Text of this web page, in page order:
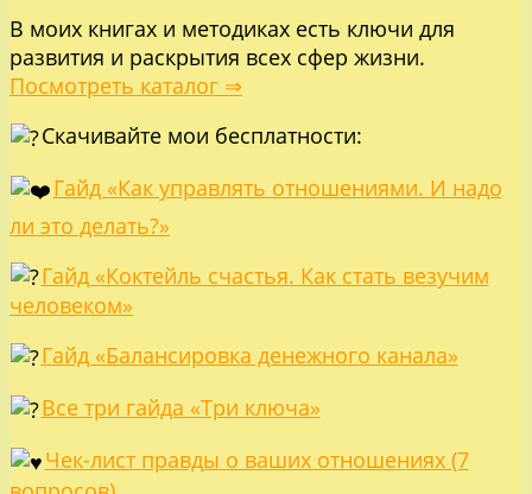
В моих книгах и методиках есть ключи для
развития и раскрытия всех сфер жизни.
Посмотреть каталог ⇒
Скачивайте мои бесплатности:
Гайд «Как управлять отношениями. И надо
ли это делать?»
Гайд «Коктейль счастья. Как стать везучим
человеком»
Гайд «Балансировка денежного канала»
Все три гайда «Три ключа»
Чек-лист правды о ваших отношениях (7